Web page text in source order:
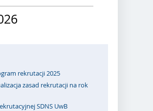
rekrutacji 2025
zasad rekrutacji na rok
SDNS UwB